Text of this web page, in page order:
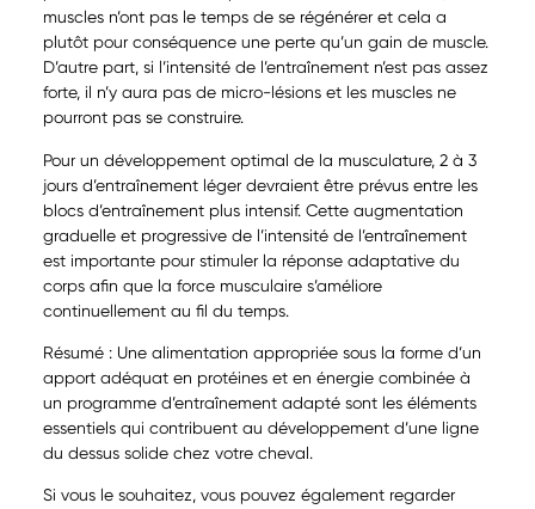
muscles n’ont pas le temps de se régénérer et cela a
plutôt pour conséquence une perte qu’un gain de muscle.
D’autre part, si l’intensité de l’entraînement n’est pas assez
forte, il n’y aura pas de micro-lésions et les muscles ne
pourront pas se construire.
Pour un développement optimal de la musculature, 2 à 3
jours d’entraînement léger devraient être prévus entre les
blocs d’entraînement plus intensif. Cette augmentation
graduelle et progressive de l’intensité de l’entraînement
est importante pour stimuler la réponse adaptative du
corps afin que la force musculaire s’améliore
continuellement au fil du temps.
Résumé : Une alimentation appropriée sous la forme d’un
apport adéquat en protéines et en énergie combinée à
un programme d’entraînement adapté sont les éléments
essentiels qui contribuent au développement d’une ligne
du dessus solide chez votre cheval.
Si vous le souhaitez, vous pouvez également regarder